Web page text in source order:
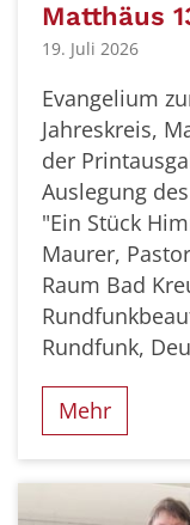
Matthäus
19. Juli 2026
Evangelium
Jahreskreis,
der
Auslegung
"Ein Stück
Maurer,
Raum Bad
Rundfunk,
Mehr